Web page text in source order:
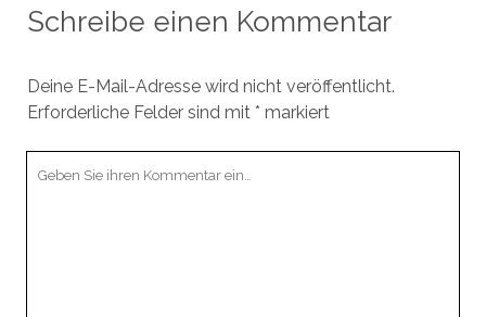
Schreibe einen Kommentar
Deine E-Mail-Adresse wird nicht veröffentlicht.
Erforderliche Felder sind mit * markiert